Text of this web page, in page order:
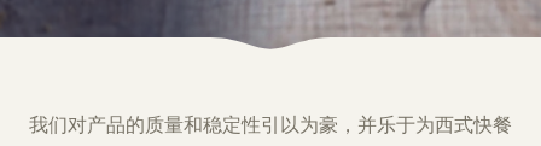
我们对产品的质量和稳定性引以为豪，并乐于为西式快餐